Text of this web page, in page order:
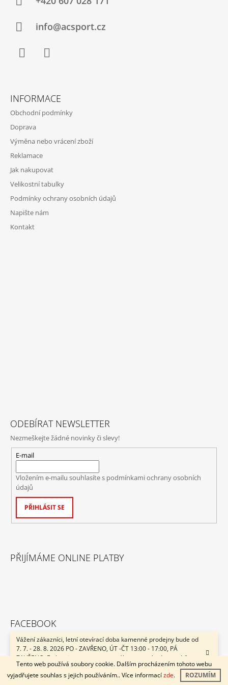
Tento web používá soubory cookie. Dalším procházením tohoto webu
vyjadřujete souhlas s jejich používáním.. Více informacízde. ROZUMÍM
Vážení zákazníci, letní otevírací doba kamenné prodejny bude od
7. 7. - 28. 8. 2026 PO - ZAVŘENO, ÚT -ČT 13:00 - 17:00, PÁ
ZAVŘENO. E-shop je v provozu neustále a svozy budou probíhat v
pracovní dny 1x týdně. Přejeme Vám krásné léto! ACsport.cz
info@acsport.cz
INFORMACE
Obchodní podmínky
Doprava
Výměna nebo vrácení zboží
Reklamace
Jak nakupovat
Velikostní tabulky
Podmínky ochrany osobních údajů
Napište nám
Kontakt
ODEBÍRAT NEWSLETTER
Nezmeškejte žádné novinky či slevy!
E-mail
Vložením e-mailu souhlasíte s podmínkami ochrany osobních
údajů
PŘIHLÁSIT SE
PŘIJÍMÁME ONLINE PLATBY
FACEBOOK
INSTAGRAM